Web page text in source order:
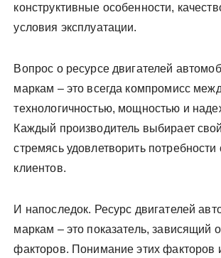
конструктивные особенности,
условия эксплуатации.
Вопрос о ресурсе двигателей
маркам – это всегда компромисс
технологичностью, мощностью и
Каждый производитель выбирает
стремясь удовлетворить потребности
клиентов.
И напоследок. Ресурс двигателей
маркам – это показатель, зависящий
факторов. Понимание этих факторов